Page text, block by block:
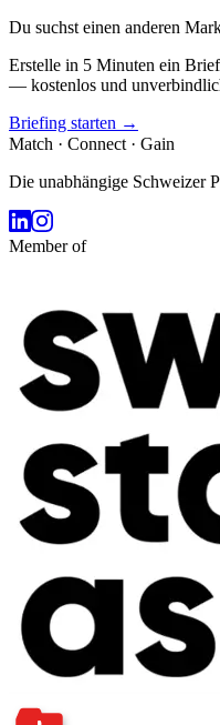
Du suchst einen anderen
Erstelle in 5 Minuten ein
— kostenlos und
Briefing starten →
Match · Connect · Gain
Die unabhängige Schweizer
Member of